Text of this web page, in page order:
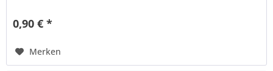
0,90 € *
Merken